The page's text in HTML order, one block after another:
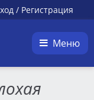
/ Регистрация
Меню